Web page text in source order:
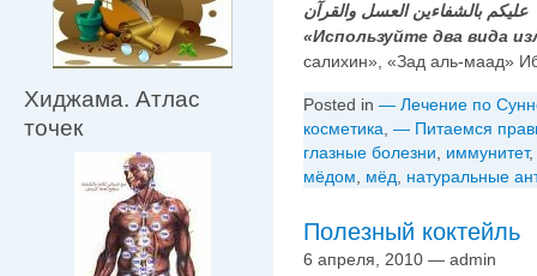
Хиджама. Атлас
точек
عليكم بالشفاءين العسل والقرآن
«Используйте два вида
салихин», «Зад аль-маад»
Posted in — Лечение по
косметика — Питаемся
глазные болезни
иммунитет,
мёдом
мёд натуральные
Полезный коктейль
6 апреля, 2010 — admin